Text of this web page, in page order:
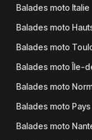
Balades moto Italie
Balades moto
Balades moto
Balades moto Île-
Balades moto
Balades moto
Balades moto